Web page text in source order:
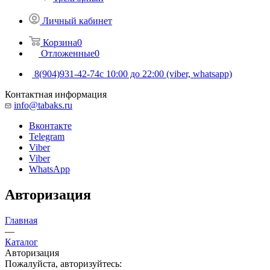
Личный кабинет
Корзина0
Отложенные0
8(904)931-42-74с 10:00 до 22:00 (viber, whatsapp)
Контактная информация
info@tabaks.ru
Вконтакте
Telegram
Viber
Viber
WhatsApp
Авторизация
Главная
—
Каталог
Авторизация
Пожалуйста, авторизуйтесь: